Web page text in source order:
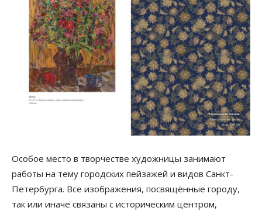
Особое место в творчестве художницы занимают
работы на тему городских пейзажей и видов Санкт-
Петербурга. Все изображения, посвящённые городу,
так или иначе связаны с историческим центром,